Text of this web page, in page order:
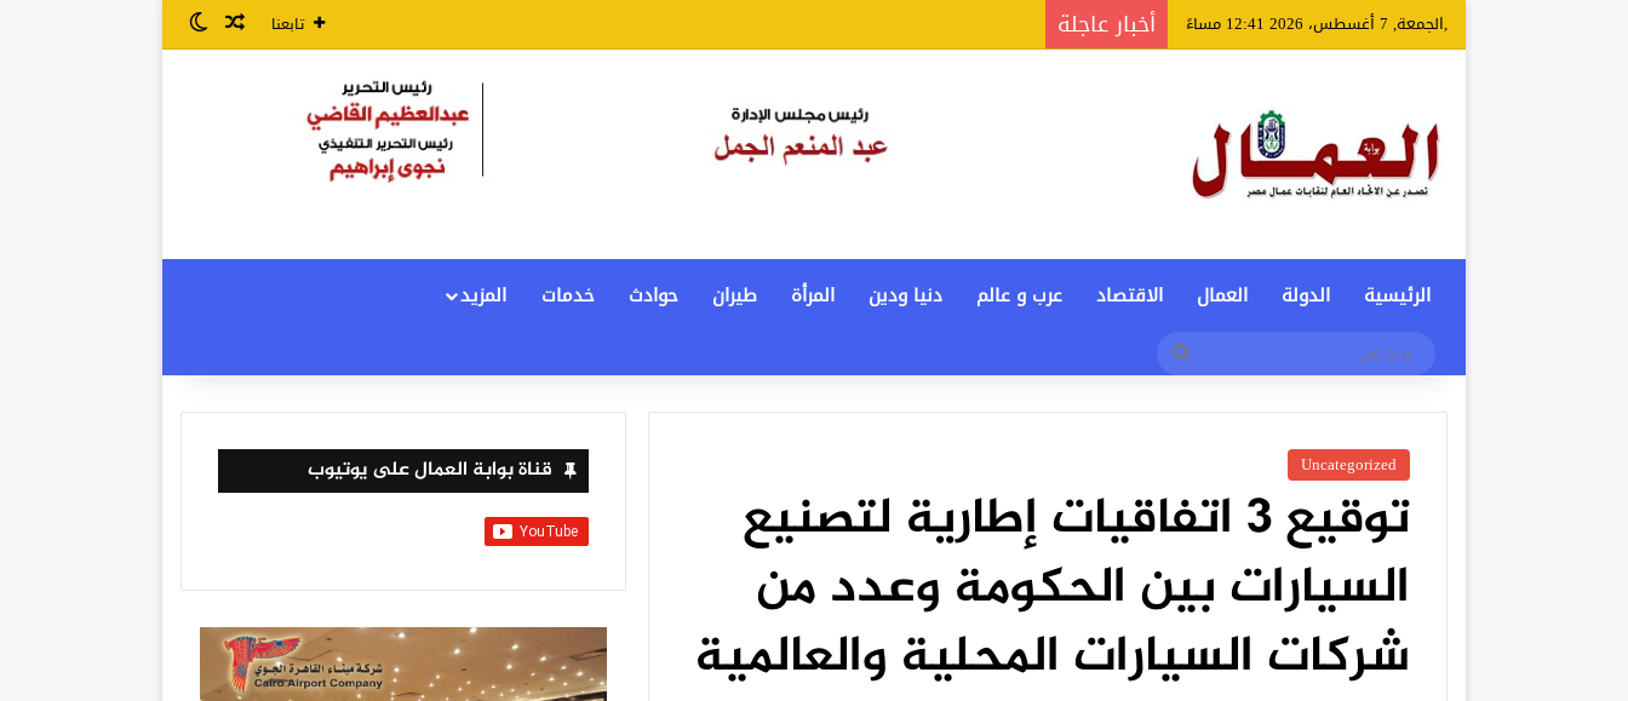
,الجمعة, 7 أغسطس، 2026 12:41 مساءً أخبار عاجلة تابعنا مقال عشوائي
الوضع المظلم
الرئيسية الدولة العمال الاقتصاد عرب و عالم دنيا ودين المرأة طيران حوادث خدمات
المزيد
Uncategorized
توقيع 3 اتفاقيات إطارية لتصنيع
السيارات بين الحكومة وعدد من
شركات السيارات المحلية والعالمية
قناة بوابة العمال على يوتيوب